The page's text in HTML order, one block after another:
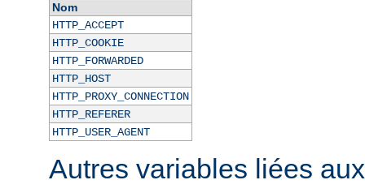
Nom
HTTP_ACCEPT
HTTP_COOKIE
HTTP_FORWARDED
HTTP_HOST
HTTP_PROXY_CONNECTION
HTTP_REFERER
HTTP_USER_AGENT
Autres variables liées